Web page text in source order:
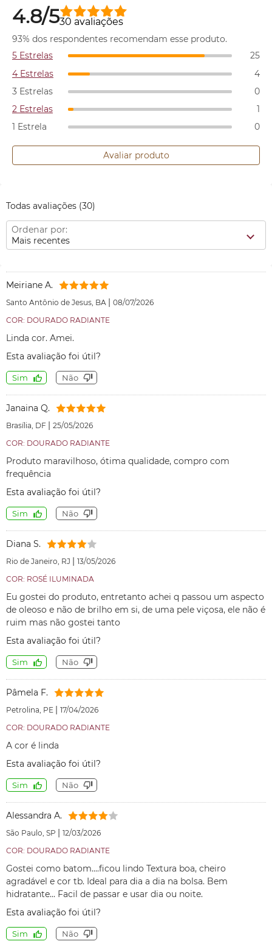
4.8/530 avaliações
93% dos respondentes recomendam esse produto.
5 Estrelas
25
4 Estrelas
4
3 Estrelas
0
2 Estrelas
1
1 Estrela
0
Avaliar produto
Todas avaliações (30)
Ordenar por:
Mais recentes
Meiriane A.
Santo Antônio de Jesus, BA | 08/07/2026
COR: DOURADO RADIANTE
Linda cor. Amei.
Esta avaliação foi útil?
Sim Não
Janaina Q.
Brasília, DF | 25/05/2026
COR: DOURADO RADIANTE
Produto maravilhoso, ótima qualidade, compro com
frequência
Esta avaliação foi útil?
Sim Não
Diana S.
Rio de Janeiro, RJ | 13/05/2026
COR: ROSÉ ILUMINADA
Eu gostei do produto, entretanto achei q passou um aspecto
de oleoso e não de brilho em si, de uma pele viçosa, ele não é
ruim mas não gostei tanto
Esta avaliação foi útil?
Sim Não
Pâmela F.
Petrolina, PE | 17/04/2026
COR: DOURADO RADIANTE
A cor é linda
Esta avaliação foi útil?
Sim Não
Alessandra A.
São Paulo, SP | 12/03/2026
COR: DOURADO RADIANTE
Gostei como batom....ficou lindo Textura boa, cheiro
agradável e cor tb. Ideal para dia a dia na bolsa. Bem
hidratante... Facil de passar e usar dia ou noite.
Esta avaliação foi útil?
Sim Não